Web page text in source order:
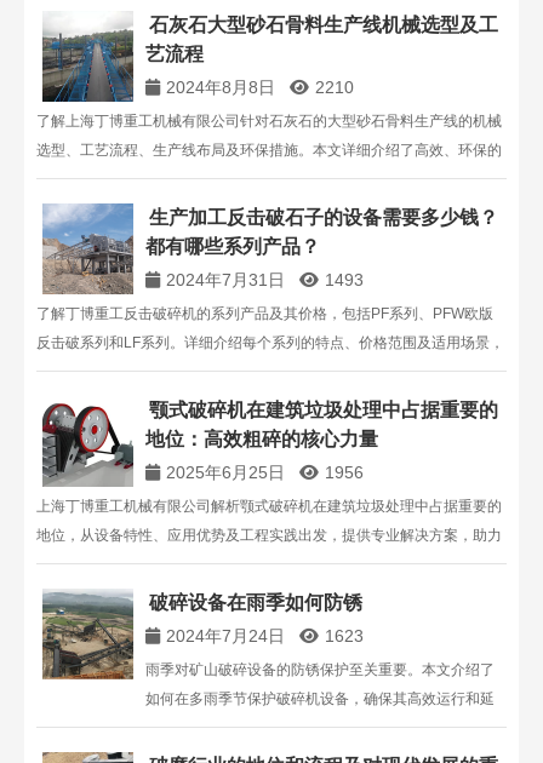
石灰石大型砂石骨料生产线机械选型及工
艺流程
2024年8月8日 2210
了解上海丁博重工机械有限公司针对石灰石的大型砂石骨料生产线的机械
选型、工艺流程、生产线布局及环保措施。本文详细介绍了高效、环保的
生产线设计方案，助力矿山行业绿色发展。联系电话：13816711123。
生产加工反击破石子的设备需要多少钱？
都有哪些系列产品？
2024年7月31日 1493
了解丁博重工反击破碎机的系列产品及其价格，包括PF系列、PFW欧版
反击破系列和LF系列。详细介绍每个系列的特点、价格范围及适用场景，
帮助您选择合适的反击破碎设备。
颚式破碎机在建筑垃圾处理中占据重要的
地位：高效粗碎的核心力量
2025年6月25日 1956
上海丁博重工机械有限公司解析颚式破碎机在建筑垃圾处理中占据重要的
地位，从设备特性、应用优势及工程实践出发，提供专业解决方案，助力
建筑垃圾高效处理与资源再生 。
破碎设备在雨季如何防锈
2024年7月24日 1623
雨季对矿山破碎设备的防锈保护至关重要。本文介绍了
如何在多雨季节保护破碎机设备，确保其高效运行和延
长使用寿命。上海丁博重工提供专业的矿山机械设备及
维护建议。